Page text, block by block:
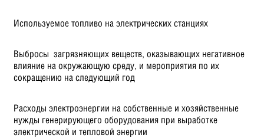
Используемое топливо на электрических станциях
Выбросы загрязняющих веществ, оказывающих негативное
влияние на окружающую среду, и мероприятия по их
сокращению на следующий год
Расходы электроэнергии на собственные и хозяйственные
нужды генерирующего оборудования при выработке
электрической и тепловой энергии